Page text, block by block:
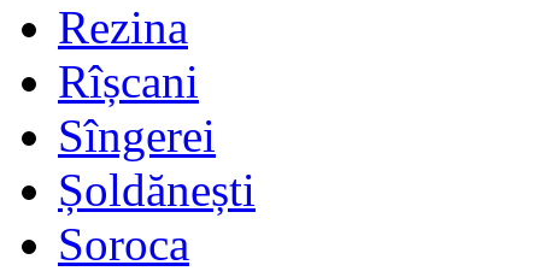
Rezina
Rîșcani
Sîngerei
Șoldănești
Soroca